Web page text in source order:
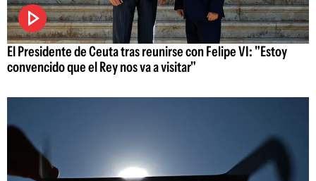
El Presidente de Ceuta tras reunirse con Felipe VI: "Estoy
convencido que el Rey nos va a visitar"